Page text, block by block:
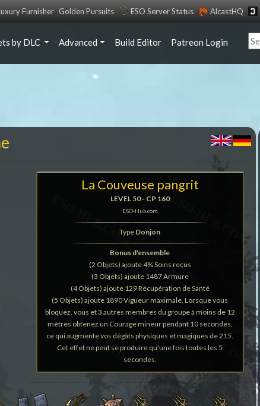
Furnisher Golden Pursuits ESO Server Status AlcastHQ
by DLC Advanced Build Editor Patreon Login
La Couveuse pangrit
LEVEL 50 - CP 160
ESO-Hub.com
Type Donjon
Bonus d'ensemble
(2 Objets) ajoute 4% Soins reçus
(3 Objets) ajoute 1487 Armure
(4 Objets) ajoute 129 Récupération de Santé
(5 Objets) ajoute 1890 Vigueur maximale, Lorsque vous
bloquez, vous et 3 autres membres du groupe à moins de 12
mètres obtenez un Courage mineur pendant 10 secondes,
ce qui augmente vos dégâts physiques et magiques de 215.
Cet effet ne peut se produire qu'une fois toutes les 5
secondes.